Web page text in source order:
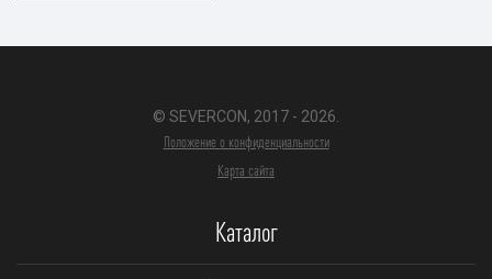
© SEVERCON, 2017 - 2026.
Положение о конфиденциальности
Карта сайта
Каталог